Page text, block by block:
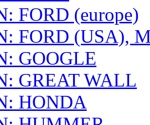
FORD (europe)
FORD (USA),
GOOGLE
GREAT WALL
HONDA